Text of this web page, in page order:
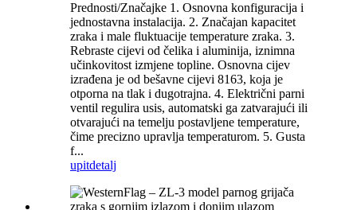
Prednosti/Značajke 1. Osnovna konfiguracija i
jednostavna instalacija. 2. Značajan kapacitet
zraka i male fluktuacije temperature zraka. 3.
Rebraste cijevi od čelika i aluminija, iznimna
učinkovitost izmjene topline. Osnovna cijev
izrađena je od bešavne cijevi 8163, koja je
otporna na tlak i dugotrajna. 4. Električni parni
ventil regulira usis, automatski ga zatvarajući ili
otvarajući na temelju postavljene temperature,
čime precizno upravlja temperaturom. 5. Gusta
f...
upitdetalj